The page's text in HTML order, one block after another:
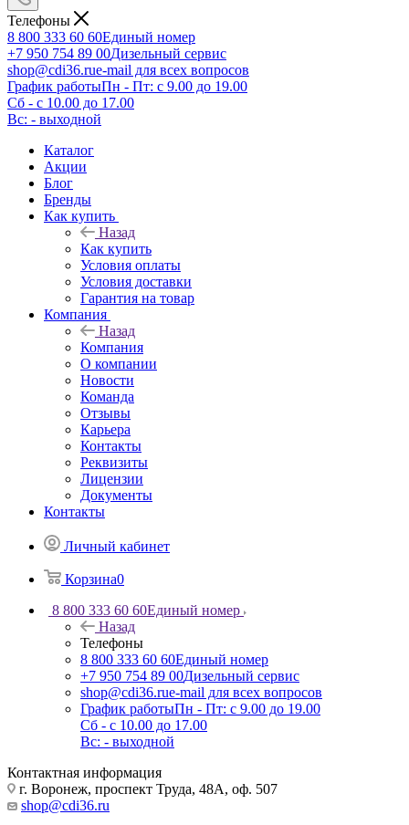
Телефоны
8 800 333 60 60Единый номер
+7 950 754 89 00Дизельный сервис
shop@cdi36.rue-mail для всех вопросов
График работыПн - Пт: с 9.00 до 19.00
Сб - с 10.00 до 17.00
Вс: - выходной
Каталог
Акции
Блог
Бренды
Как купить
Назад
Как купить
Условия оплаты
Условия доставки
Гарантия на товар
Компания
Назад
Компания
О компании
Новости
Команда
Отзывы
Карьера
Контакты
Реквизиты
Лицензии
Документы
Контакты
Личный кабинет
Корзина0
8 800 333 60 60Единый номер
Назад
Телефоны
8 800 333 60 60Единый номер
+7 950 754 89 00Дизельный сервис
shop@cdi36.rue-mail для всех вопросов
График работыПн - Пт: с 9.00 до 19.00
Сб - с 10.00 до 17.00
Вс: - выходной
Контактная информация
г. Воронеж, проспект Труда, 48А, оф. 507
shop@cdi36.ru